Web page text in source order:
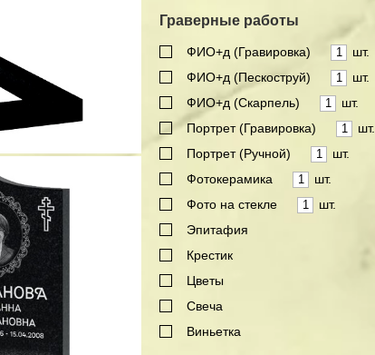
Граверные работы
ФИО+д (Гравировка)
шт.
ФИО+д (Пескоструй)
шт.
ФИО+д (Скарпель)
шт.
Портрет (Гравировка)
шт.
Портрет (Ручной)
шт.
Фотокерамика
шт.
Фото на стекле
шт.
Эпитафия
Крестик
Цветы
Свеча
Виньетка